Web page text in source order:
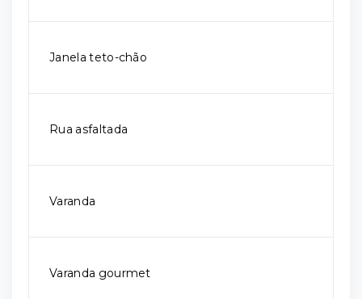
Janela teto-chão
Rua asfaltada
Varanda
Varanda gourmet